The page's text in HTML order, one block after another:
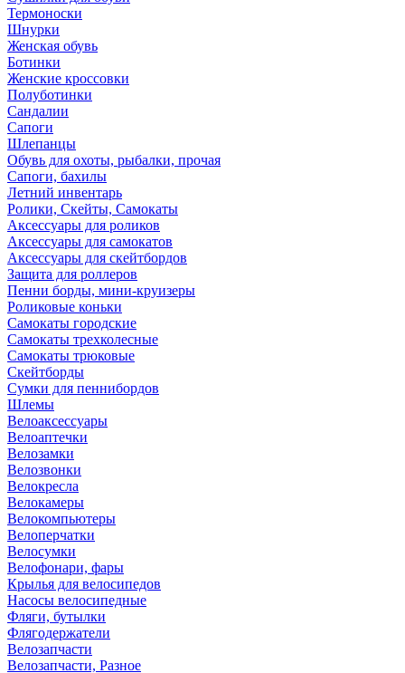
Термоноски
Шнурки
Женская обувь
Ботинки
Женские кроссовки
Полуботинки
Сандалии
Сапоги
Шлепанцы
Обувь для охоты, рыбалки, прочая
Сапоги, бахилы
Летний инвентарь
Ролики, Скейты, Самокаты
Аксессуары для роликов
Аксессуары для самокатов
Аксессуары для скейтбордов
Защита для роллеров
Пенни борды, мини-круизеры
Роликовые коньки
Самокаты городские
Самокаты трехколесные
Самокаты трюковые
Скейтборды
Сумки для пеннибордов
Шлемы
Велоаксессуары
Велоаптечки
Велозамки
Велозвонки
Велокресла
Велокамеры
Велокомпьютеры
Велоперчатки
Велосумки
Велофонари, фары
Крылья для велосипедов
Насосы велосипедные
Фляги, бутылки
Флягодержатели
Велозапчасти
Велозапчасти, Разное